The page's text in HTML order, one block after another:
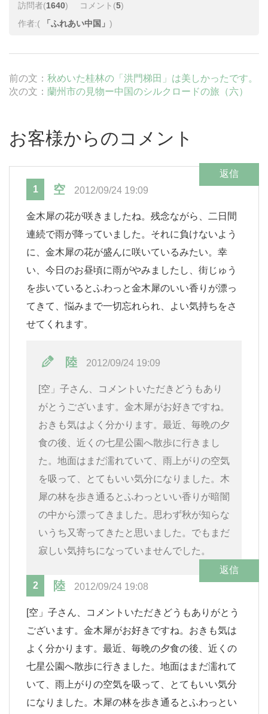
訪問者(1640) コメント(5)
作者:( 「ふれあい中国」 )
前の文： 秋めいた桂林の「洪門梯田」は美しかったです。
次の文： 蘭州市の見物ー中国のシルクロードの旅（六）
お客様からのコメント
1 空 2012/09/24 19:09
返信
金木犀の花が咲きましたね。残念ながら、二日間
連続で雨が降っていました。それに負けないよう
に、金木犀の花が盛んに咲いているみたい。幸
い、今日のお昼頃に雨がやみましたし、街じゅう
を歩いているとふわっと金木犀のいい香りが漂っ
てきて、悩みまで一切忘れられ、よい気持ちをさ
せてくれます。
陸 2012/09/24 19:09
[空」子さん、コメントいただきどうもあり
がとうございます。金木犀がお好きですね。
おきも気はよく分かります。最近、毎晩の夕
食の後、近くの七星公園へ散歩に行きまし
た。地面はまだ濡れていて、雨上がりの空気
を吸って、とてもいい気分になりました。木
犀の林を歩き通るとふわっといい香りが暗闇
の中から漂ってきました。思わず秋が知らな
いうち又寄ってきたと思いました。でもまだ
寂しい気持ちになっていませんでした。
2 陸 2012/09/24 19:08
返信
[空」子さん、コメントいただきどうもありがとう
ございます。金木犀がお好きですね。おきも気は
よく分かります。最近、毎晩の夕食の後、近くの
七星公園へ散歩に行きました。地面はまだ濡れて
いて、雨上がりの空気を吸って、とてもいい気分
になりました。木犀の林を歩き通るとふわっとい